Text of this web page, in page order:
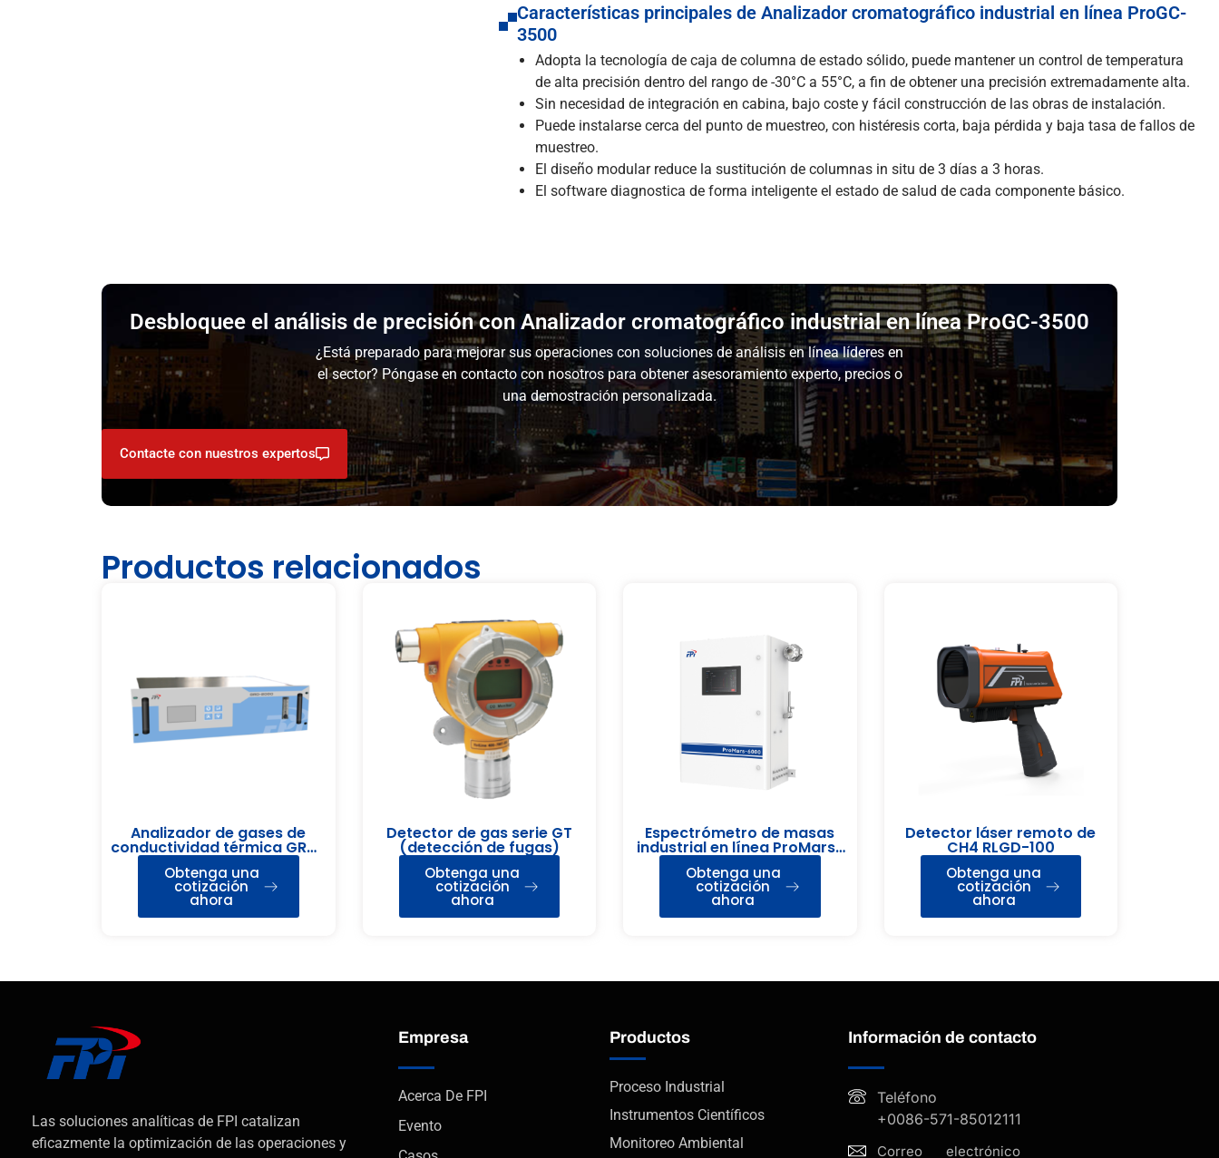
Características principales de Analizador cromatográfico industrial en línea ProGC-
3500
Adopta la tecnología de caja de columna de estado sólido, puede mantener un control de temperatura
de alta precisión dentro del rango de -30°C a 55°C, a fin de obtener una precisión extremadamente alta.
Sin necesidad de integración en cabina, bajo coste y fácil construcción de las obras de instalación.
Puede instalarse cerca del punto de muestreo, con histéresis corta, baja pérdida y baja tasa de fallos de
muestreo.
El diseño modular reduce la sustitución de columnas in situ de 3 días a 3 horas.
El software diagnostica de forma inteligente el estado de salud de cada componente básico.
Desbloquee el análisis de precisión con Analizador cromatográfico industrial en línea ProGC-3500
¿Está preparado para mejorar sus operaciones con soluciones de análisis en línea líderes en
el sector? Póngase en contacto con nosotros para obtener asesoramiento experto, precios o
una demostración personalizada.
Contacte con nuestros expertos
Productos relacionados
Analizador de gases de
conductividad térmica GRD-
2000
Obtenga una
cotización
ahora
Detector de gas serie GT
(detección de fugas)
Obtenga una
cotización
ahora
Espectrómetro de masas
industrial en línea ProMars-
6000
Obtenga una
cotización
ahora
Detector láser remoto de
CH4 RLGD-100
Obtenga una
cotización
ahora
Las soluciones analíticas de FPI catalizan
eficazmente la optimización de las operaciones y
Empresa
Acerca De FPI
Evento
Productos
Proceso Industrial
Instrumentos Científicos
Monitoreo Ambiental
Información de contacto
Teléfono
+0086-571-85012111
Correo electrónico